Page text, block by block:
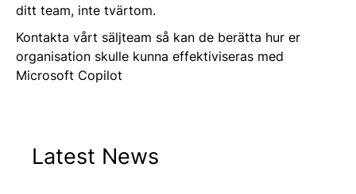
ditt team, inte tvärtom.
Kontakta vårt säljteam så kan de berätta hur er
organisation skulle kunna effektiviseras med
Microsoft Copilot
Latest News